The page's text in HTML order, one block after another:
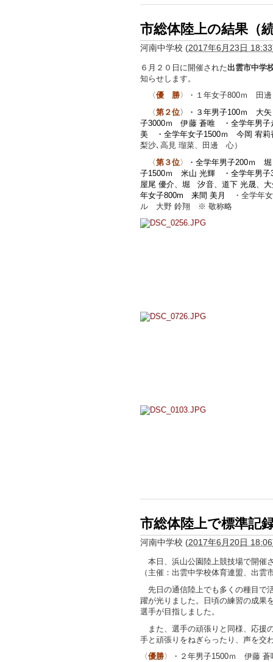
市総体陸上の結果（
河南中学校 (2017年6月23日 18:33
６月２０日に開催された出雲市中学
知らせします。
〈優 勝〉
・１年女子800ｍ 田
〈第２位〉・３年男子100ｍ 大
子3000ｍ 伊藤 蒼唯 ・全学年男
美 ・全学年女子1500ｍ 今岡 宥
梨沙､高見 瑠菜、田邊 心）
〈第３位〉
・全学年男子200ｍ
子1500ｍ 米山 光輝 ・全学年男子
屋尾 優介、堀 汐音、道下 光晟、
年女子800m 来間 美月
・全学年
ル 大野 鈴翔 ※ 敬称略
市総体陸上で標準記
河南中学校 (2017年6月20日 18:06
本日、浜山公園陸上競技場で開催
（主催：出雲中学校体育連盟、
先日の通信陸上でも多くの種目で
躍が光りました。日頃の練習の成果
選手が目指しました。
また、選手の頑張りと同様、応援
手と頑張りをねぎらったり、声を交
〈優勝〉
・２年男子1500ｍ 伊藤 蒼